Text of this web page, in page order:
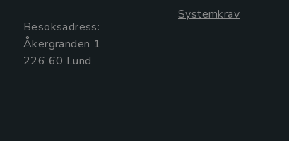
Besöksadress:
Åkergränden 1
Systemkrav